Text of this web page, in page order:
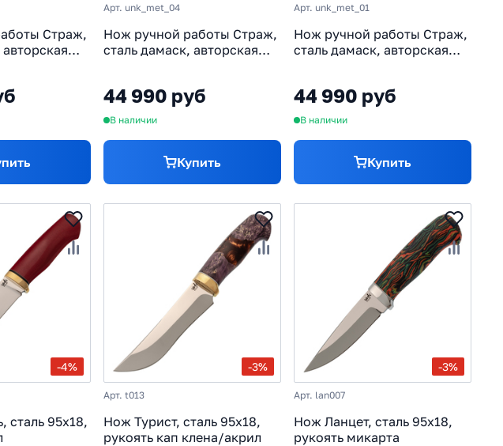
Страж,
Арт. unk_met_04
Нож ручной работы Страж,
сталь дамаск, авторская
44 990 руб
В наличии
Купить
Арт. unk_met_01
Нож ручной работы Страж,
сталь дамаск, авторская
44 990 руб
В наличии
Купить
-4%
95х18,
-3%
Арт. t013
Нож Турист, сталь 95х18,
рукоять кап клена/акрил
-3%
Арт. lan007
Нож Ланцет, сталь 95х18,
рукоять микарта